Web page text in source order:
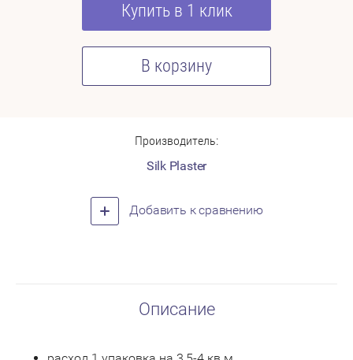
Купить в 1 клик
В корзину
Производитель:
Silk Plaster
Добавить к сравнению
Описание